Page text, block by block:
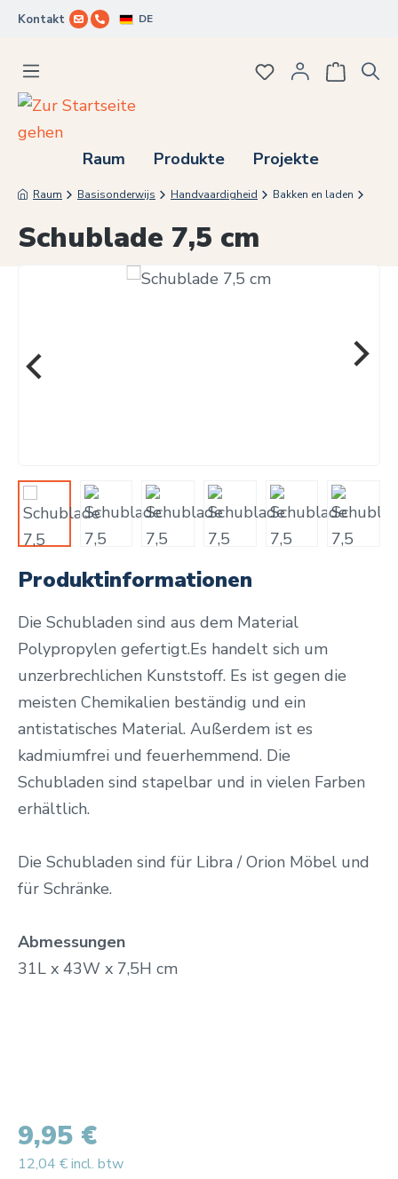
Zum Hauptinhalt springen
Kontakt DE
Raum Produkte Projekte
Du hast 0
Raum Basisonderwijs Handvaardigheid Bakken en laden
Schublade 7,5 cm
Bildergalerie überspringen
Produktinformationen
Die Schubladen sind aus dem Material
Polypropylen gefertigt.Es handelt sich um
unzerbrechlichen Kunststoff. Es ist gegen die
meisten Chemikalien beständig und ein
antistatisches Material. Außerdem ist es
kadmiumfrei und feuerhemmend. Die
Schubladen sind stapelbar und in vielen Farben
erhältlich.
Die Schubladen sind für Libra / Orion Möbel und
für Schränke.
Abmessungen
31L x 43W x 7,5H cm
9,95 €
12,04 € incl. btw